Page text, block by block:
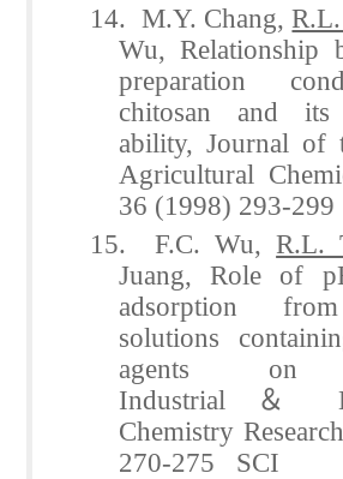
14. M.Y. Chang,
Wu, Relationship
preparation
chitosan and its
ability, Journal of
Agricultural
36 (1998) 293-299
15. F.C. Wu,R.L.
Juang, Role of
adsorption
solutions
agents on
Industrial
＆
Chemistry
270-275 SCI